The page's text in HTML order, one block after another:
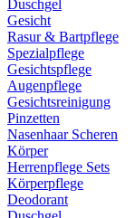
Duschgel
Gesicht
Rasur & Bartpflege
Spezialpflege
Gesichtspflege
Augenpflege
Gesichtsreinigung
Pinzetten
Nasenhaar Scheren
Körper
Herrenpflege Sets
Körperpflege
Deodorant